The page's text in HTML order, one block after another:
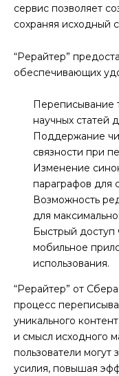
сервис позволяет
сохраняя исходный
“Рерайтер”
обеспечивающих
Переписывание
научных статей
Поддержание
связности при
Изменение
параграфов для
Возможность
для
Быстрый доступ
мобильное
использования.
“Рерайтер” от
процесс
уникального
и смысл исходного
пользователи могут
усилия, повышая